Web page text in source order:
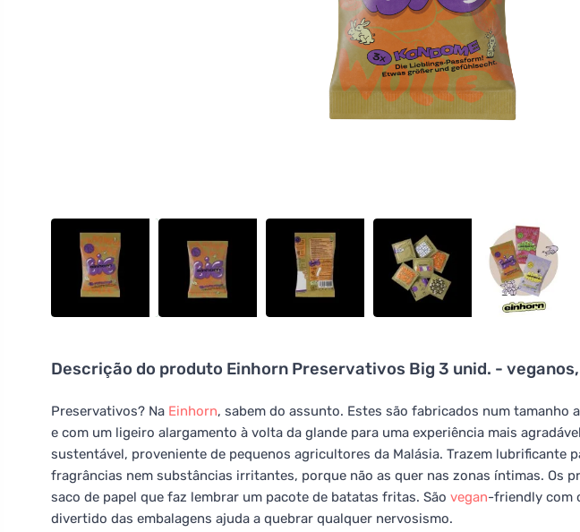
Descrição do produto Einhorn Preservativos Big 3 unid. -
Preservativos? Na Einhorn, sabem do assunto. Estes são fabricados num tamanho
e com um ligeiro alargamento à volta da glande para uma experiência mais
sustentável, proveniente de pequenos agricultores da Malásia. Trazem lubrificante
fragrâncias nem substâncias irritantes, porque não as quer nas zonas íntimas. Os
saco de papel que faz lembrar um pacote de batatas fritas. São vegan-friendly com
divertido das embalagens ajuda a quebrar qualquer nervosismo.